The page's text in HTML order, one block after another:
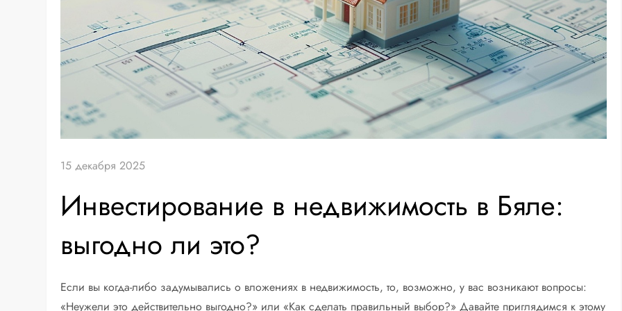
15 декабря 2025
Инвестирование в недвижимость в Бяле:
выгодно ли это?
Если вы когда-либо задумывались о вложениях в недвижимость, то, возможно, у вас возникают вопросы:
«Неужели это действительно выгодно?» или «Как сделать правильный выбор?» Давайте приглядимся к этому